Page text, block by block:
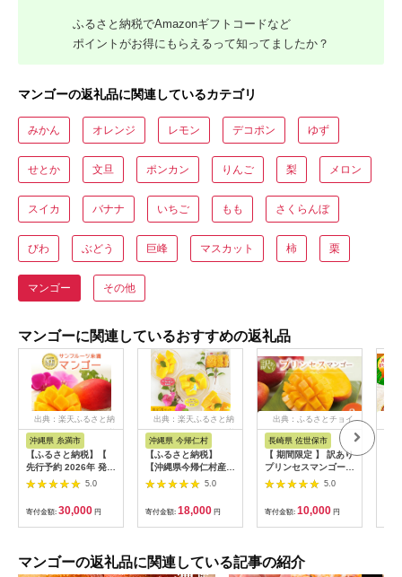
ふるさと納税でAmazonギフトコードなど
ポイントがお得にもらえるって知ってましたか？
マンゴーの返礼品に関連しているカテゴリ
みかん オレンジ レモン デコポン ゆず
せとか 文旦 ポンカン りんご 梨 メロン
スイカ バナナ いちご もも さくらんぼ
びわ ぶどう 巨峰 マスカット 柿 栗
マンゴー その他
マンゴーに関連しているおすすめの返礼品
出典：楽天ふるさと納
税
沖縄県 糸満市
【ふるさと納税】【
先行予約 2026年 発送
】 沖縄県知事賞4度受
賞 サンフルーツ糸満
マンゴー 2kg アップ
ルマンゴー アーウィ
ンマンゴー 国産 完熟
だもの フルーツ 完熟
夏 旬 特産品 沖縄 お
5.0
寄付金額: 30,000 円
出典：楽天ふるさと納
税
沖縄県 今帰仁村
【ふるさと納税】
【沖縄県今帰仁村産】
急速冷凍カットマンゴ
ー 3種食べ比べセッ
ト（限定70セット）
5.0
寄付金額: 18,000 円
出典：ふるさとチョイ
長崎県 佐世保市
【 期間限定 】 訳あり
プリンセスマンゴー
生果実 選べる 容量
1kg ~ 3kg 産地直送
高級 マンゴー 家庭用
旬 ブランド フレッシ
ュ フルーツ 果物 果実
ながさき 長崎県 佐世
保市
5.0
寄付金額: 10,000 円
マンゴーの返礼品に関連している記事の紹介